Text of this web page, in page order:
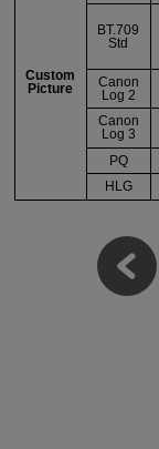
Custom
Picture
BT.709
Std
Canon
Log 2
Canon
Log 3
PQ
HLG